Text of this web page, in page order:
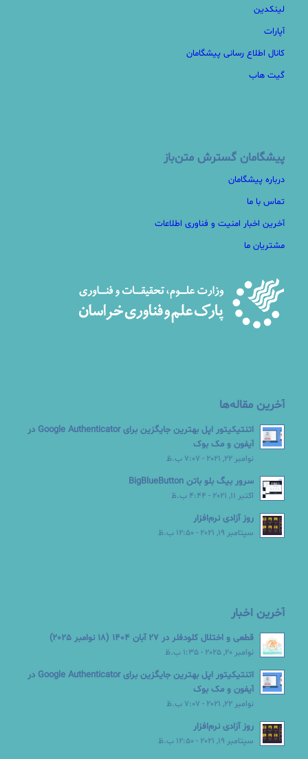
لینکدین
آپارات
کانال اطلاع رسانی پیشگامان
گیت هاب
پیشگامان گسترش متن‌باز
درباره پیشگامان
تماس با ما
آخرین اخبار امنیت و فناوری اطلاعات
مشتریان ما
آخرین مقاله‌ها
اتنتیکیتور اپل بهترین جایگزین برای Google Authenticator در
آیفون و مک بوک
نوامبر 22, 2021 - 7:07 ب.ظ
سرور بیگ بلو باتن BigBlueButton
اکتبر 11, 2021 - 4:44 ب.ظ
روز آزادی نرم‌افزار
سپتامبر 19, 2021 - 12:50 ب.ظ
آخرین اخبار
قطعی و اختلال کلودفلر در 27 آبان 1404 (18 نوامبر 2025)
نوامبر 20, 2025 - 1:35 ب.ظ
اتنتیکیتور اپل بهترین جایگزین برای Google Authenticator در
آیفون و مک بوک
نوامبر 22, 2021 - 7:07 ب.ظ
روز آزادی نرم‌افزار
سپتامبر 19, 2021 - 12:50 ب.ظ